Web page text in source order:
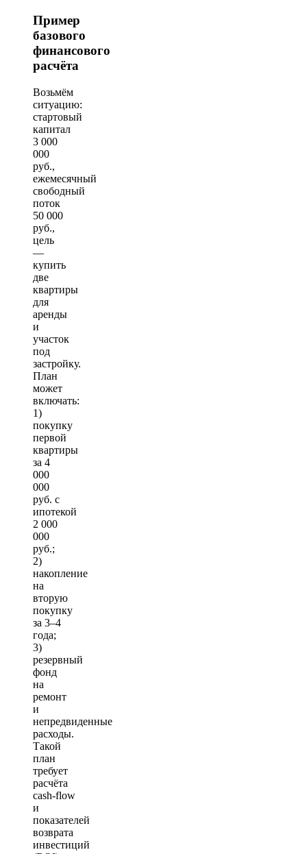
Пример
базового
финансового
расчёта
Возьмём
ситуацию:
стартовый
капитал
3 000
000
руб.,
ежемесячный
свободный
поток
50 000
руб.,
цель
—
купить
две
квартиры
для
аренды
и
участок
под
застройку.
План
может
включать:
1)
покупку
первой
квартиры
за 4
000
000
руб. с
ипотекой
2 000
000
руб.;
2)
накопление
на
вторую
покупку
за 3–4
года;
3)
резервный
фонд
на
ремонт
и
непредвиденные
расходы.
Такой
план
требует
расчёта
cash‑flow
и
показателей
возврата
инвестиций